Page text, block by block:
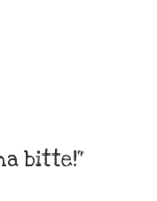
bitte!“